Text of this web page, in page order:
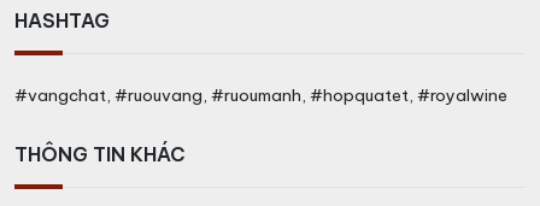
HASHTAG
#vangchat, #ruouvang, #ruoumanh, #hopquatet, #royalwine
THÔNG TIN KHÁC